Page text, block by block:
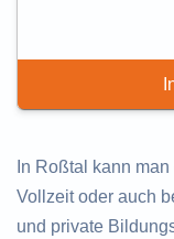
In Roßtal kann
Vollzeit oder auch
und private